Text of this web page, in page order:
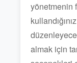
yönetmenin
almak için